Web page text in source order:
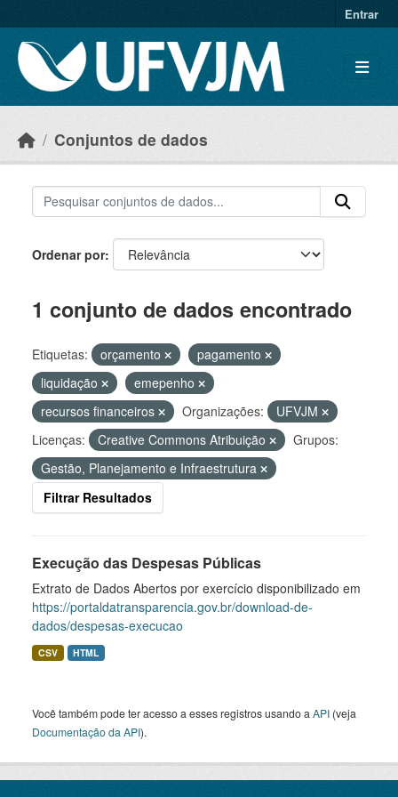
Entrar
Conjuntos de dados
Ordenar por
1 conjunto de dados encontrado
Etiquetas: orçamento
pagamento
liquidação
emepenho
recursos financeiros
Organizações:
UFVJM
Licenças:
Creative Commons Atribuição
Grupos:
Gestão, Planejamento e Infraestrutura
Filtrar Resultados
Execução das Despesas Públicas
Extrato de Dados Abertos por exercício disponibilizado em
https://portaldatransparencia.gov.br/download-de-
dados/despesas-execucao
CSV HTML
Você também pode ter acesso a esses registros usando a API (veja
Documentação da API).